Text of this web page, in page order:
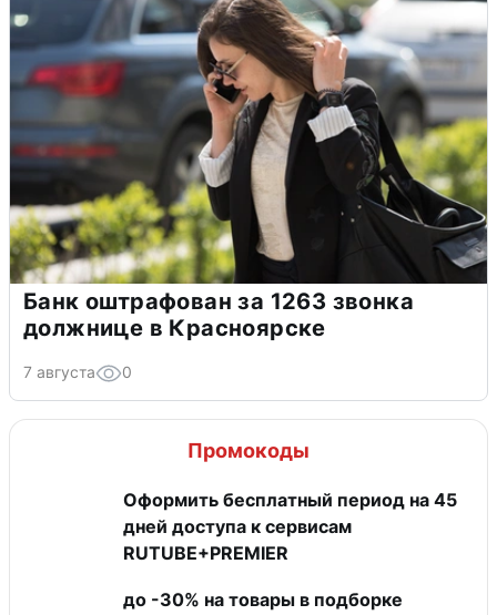
Банк оштрафован за 1263 звонка
должнице в Красноярске
7 августа 0
Промокоды
Оформить бесплатный период на 45
дней доступа к сервисам
RUTUBE+PREMIER
до -30% на товары в подборке